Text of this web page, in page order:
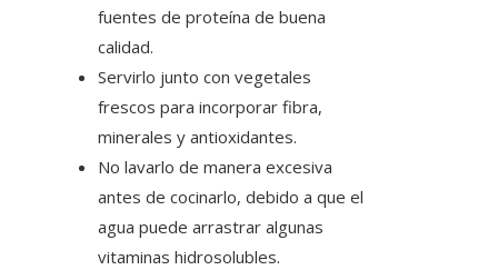
fuentes de proteína de buena
calidad.
Servirlo junto con vegetales
frescos para incorporar fibra,
minerales y antioxidantes.
No lavarlo de manera excesiva
antes de cocinarlo, debido a que el
agua puede arrastrar algunas
vitaminas hidrosolubles.